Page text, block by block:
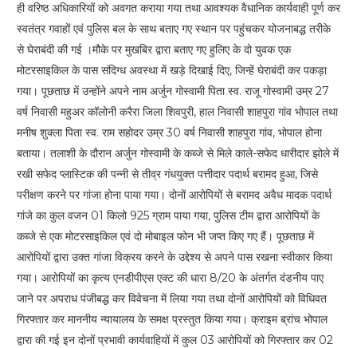
ही वरिष्ठ अधिकारियों को अवगत कराया गया तथा आवश्यक वैधानिक कार्यवाही पूर्ण कर
स्वतंत्र गवाहों एवं पुलिस बल के साथ बताए गए स्थान पर पहुंचकर योजनाबद्ध तरीके
से घेराबंदी की गई ।मौके पर मुखबिर द्वारा बताए गए हुलिए के दो युवक एक
मोटरसाइकिल के पास संदिग्ध अवस्था में खड़े दिखाई दिए, जिन्हें घेराबंदी कर पकड़ा
गया। पूछताछ में उन्होंने अपने नाम अर्जुन गोस्वामी पिता स्व. राजू गोस्वामी उम्र 27
वर्ष निवासी महुअर कॉलोनी करैरा जिला शिवपुरी, हाल निवासी शाहपुरा गांव भोपाल तथा
मनीष शुक्ला पिता स्व. राम सहोदर उम्र 30 वर्ष निवासी शाहपुरा गांव, भोपाल होना
बताया। तलाशी के दौरान अर्जुन गोस्वामी के कब्जे से मिले काले-सफेद धारीदार झोले में
रखी सफेद प्लास्टिक की पन्नी से तीव्र गंधयुक्त पत्तीदार पदार्थ बरामद हुआ, जिसे
परीक्षण करने पर गांजा होना पाया गया। दोनों आरोपियों से बरामद अवैध मादक पदार्थ
गांजे का कुल वजन 01 किलो 925 ग्राम पाया गया, पुलिस टीम द्वारा आरोपियों के
कब्जे से एक मोटरसाइकिल एवं दो मोबाइल फोन भी जप्त किए गए हैं। पूछताछ में
आरोपियों द्वारा उक्त गांजा विक्रय करने के उद्देश्य से अपने पास रखना स्वीकार किया
गया। आरोपियों का कृत्य एनडीपीएस एक्ट की धारा 8/20 के अंतर्गत दंडनीय पाए
जाने पर अपराध पंजीबद्ध कर विवेचना में लिया गया तथा दोनों आरोपियों को विधिवत
गिरफ्तार कर माननीय न्यायालय के समक्ष प्रस्तुत किया गया। क्राइम ब्रांच भोपाल
द्वारा की गई इन दोनों प्रभावी कार्यवाहियों में कुल 03 आरोपियों को गिरफ्तार कर 02